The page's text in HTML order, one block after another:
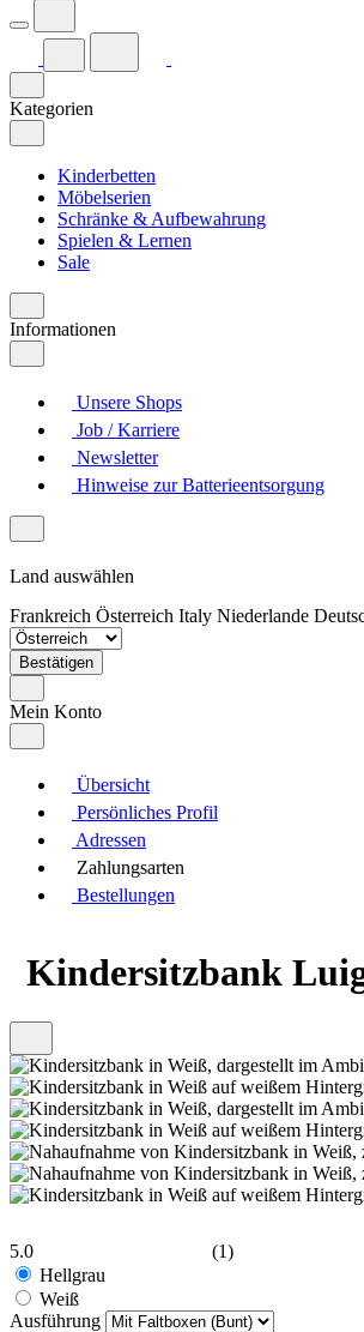
Kategorien
Kinderbetten
Möbelserien
Schränke & Aufbewahrung
Spielen & Lernen
Sale
Informationen
Unsere Shops
Job / Karriere
Newsletter
Hinweise zur Batterieentsorgung
Land auswählen
Frankreich Österreich Italy Niederlande
Bestätigen
Mein Konto
Übersicht
Persönliches Profil
Adressen
Zahlungsarten
Bestellungen
Kindersitzbank
5.0
(1)
Hellgrau
Weiß
Ausführung